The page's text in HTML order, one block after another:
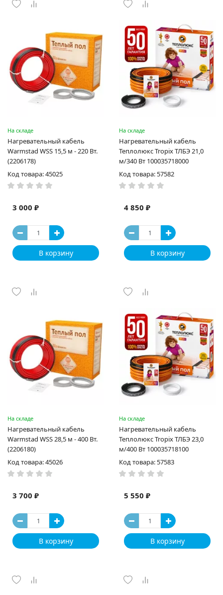
На складе
Нагревательный кабель
Warmstad WSS 15,5 м - 220 Вт.
(2206178)
Код товара: 45025
3 000 ₽
В корзину
На складе
Нагревательный кабель
Теплолюкс Tropix ТЛБЭ 21,0
м/340 Вт 100035718000
Код товара: 57582
4 850 ₽
В корзину
На складе
Нагревательный кабель
Warmstad WSS 28,5 м - 400 Вт.
(2206180)
Код товара: 45026
3 700 ₽
В корзину
На складе
Нагревательный кабель
Теплолюкс Tropix ТЛБЭ 23,0
м/400 Вт 100035718100
Код товара: 57583
5 550 ₽
В корзину